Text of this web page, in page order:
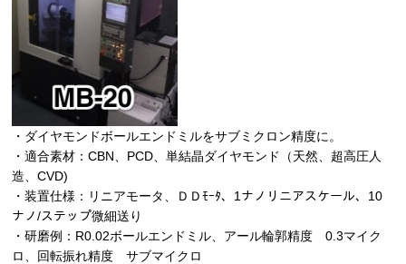
・ダイヤモンドボールエンドミルをサブミクロン精度に。
・適合素材：CBN、PCD、単結晶ダイヤモンド（天然、超高圧人
造、CVD)
・装置仕様：リニアモータ、ＤＤﾓｰﾀ、1ナノリニアスケール、10
ナノ/ステップ微細送り
・研磨例：R0.02ボールエンドミル、アール輪郭精度 0.3マイク
ロ、回転振れ精度 サブマイクロ